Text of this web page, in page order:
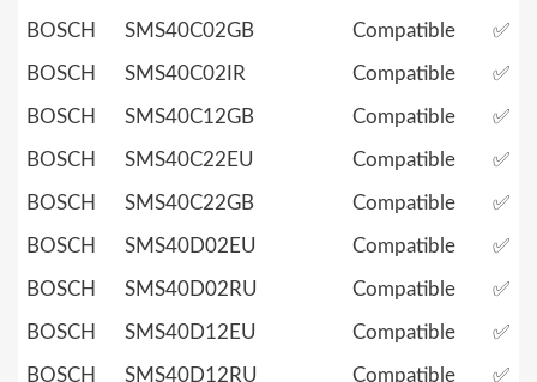
BOSCH SMS40C02GB Compatible ✅
BOSCH SMS40C02IR Compatible ✅
BOSCH SMS40C12GB Compatible ✅
BOSCH SMS40C22EU Compatible ✅
BOSCH SMS40C22GB Compatible ✅
BOSCH SMS40D02EU Compatible ✅
BOSCH SMS40D02RU Compatible ✅
BOSCH SMS40D12EU Compatible ✅
BOSCH SMS40D12RU Compatible ✅